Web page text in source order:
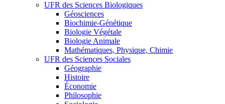
UFR des Sciences Biologiques
Géosciences
Biochimie-Génétique
Biologie Végétale
Biologie Animale
Mathématiques, Physique, Chimie
UFR des Sciences Sociales
Géographie
Histoire
Économie
Philosophie